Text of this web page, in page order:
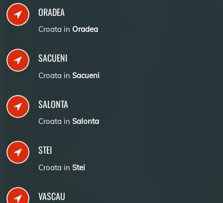
ORADEA
Croata in Oradea
SACUENI
Croata in Sacueni
SALONTA
Croata in Salonta
STEI
Croata in Stei
VASCAU